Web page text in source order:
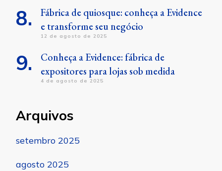
Fábrica de quiosque: conheça a Evidence
e transforme seu negócio
12 de agosto de 2025
Conheça a Evidence: fábrica de
expositores para lojas sob medida
4 de agosto de 2025
Arquivos
setembro 2025
agosto 2025